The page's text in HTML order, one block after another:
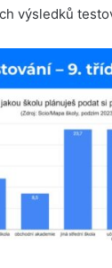
výsledků